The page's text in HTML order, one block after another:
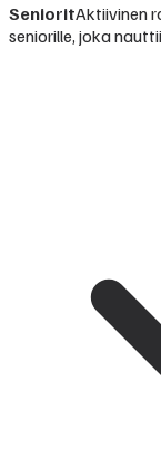
SenioritAktiivinen
seniorille, joka